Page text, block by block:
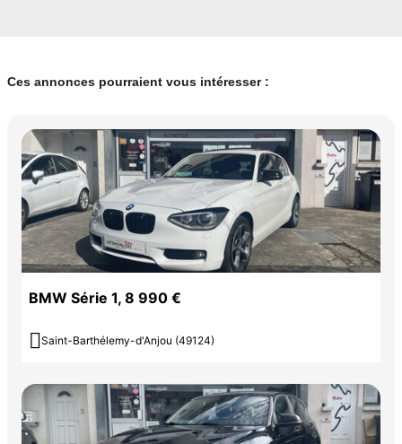
Ces annonces pourraient vous intéresser :
BMW Série 1, 8 990 €
 Saint-Barthélemy-d'Anjou (49124)